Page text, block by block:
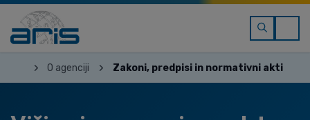
O agenciji Zakoni, predpisi in normativni akti